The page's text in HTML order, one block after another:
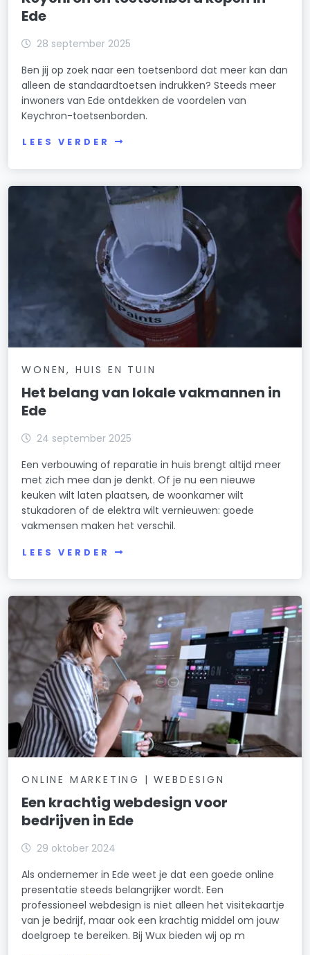
Ede
28 september 2025
Ben jij op zoek naar een toetsenbord dat meer kan dan
alleen de standaardtoetsen indrukken? Steeds meer
inwoners van Ede ontdekken de voordelen van
Keychron-toetsenborden.
LEES VERDER
WONEN, HUIS EN TUIN
Het belang van lokale vakmannen in
Ede
24 september 2025
Een verbouwing of reparatie in huis brengt altijd meer
met zich mee dan je denkt. Of je nu een nieuwe
keuken wilt laten plaatsen, de woonkamer wilt
stukadoren of de elektra wilt vernieuwen: goede
vakmensen maken het verschil.
LEES VERDER
ONLINE MARKETING | WEBDESIGN
Een krachtig webdesign voor
bedrijven in Ede
29 oktober 2024
Als ondernemer in Ede weet je dat een goede online
presentatie steeds belangrijker wordt. Een
professioneel webdesign is niet alleen het visitekaartje
van je bedrijf, maar ook een krachtig middel om jouw
doelgroep te bereiken. Bij Wux bieden wij op m